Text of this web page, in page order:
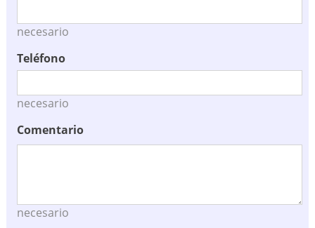
necesario
Teléfono
necesario
Comentario
necesario